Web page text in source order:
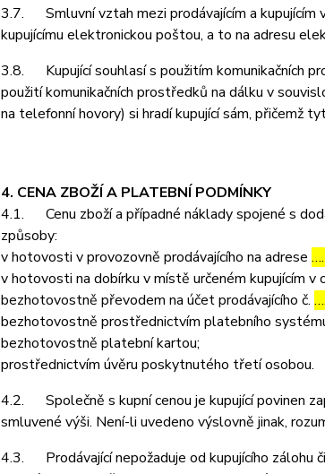
3.7. Smluvní vztah mezi prodávajícím a kupujícím
kupujícímu elektronickou poštou, a to na adresu
3.8. Kupující souhlasí s použitím komunikačních
použití komunikačních prostředků na dálku v
na telefonní hovory) si hradí kupující sám, přičemž
4. CENA ZBOŽÍ A PLATEBNÍ PODMÍNKY
4.1. Cenu zboží a případné náklady spojené s
způsoby:
v hotovosti v provozovně prodávajícího na adrese
v hotovosti na dobírku v místě určeném kupujícím v
bezhotovostně převodem na účet prodávajícího č.
bezhotovostně prostřednictvím platebního
bezhotovostně platební kartou;
prostřednictvím úvěru poskytnutého třetí osobou.
4.2. Společně s kupní cenou je kupující povinen
smluvené výši. Není-li uvedeno výslovně jinak,
4.3. Prodávající nepožaduje od kupujícího zálohu